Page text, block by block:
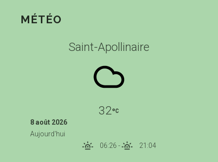
MÉTÉO
Saint-Apollinaire
32
8 août 2026
Aujourd'hui
06:26 - 21:04